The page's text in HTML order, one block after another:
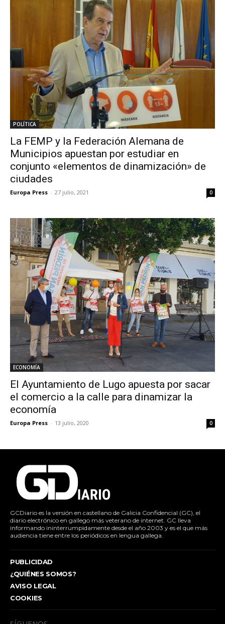
POLÍTICA
La FEMP y la Federación Alemana de
Municipios apuestan por estudiar en
conjunto «elementos de dinamización» de
ciudades
Europa Press - 27 julio, 2021 0
ECONOMÍA
El Ayuntamiento de Lugo apuesta por sacar
el comercio a la calle para dinamizar la
economía
Europa Press - 13 julio, 2020 0
GCDiario es la versión en castellano de Galicia Confidencial (GC), el
diario electrónico en gallego más veterano de internet. GC lleva
informando ininterrumpidamente desde el año 2003 y es el que más
audiencia tiene entre los periódicos en lengua gallega.
PUBLICIDAD
¿QUIÉNES SOMOS?
AVISO LEGAL
COOKIES